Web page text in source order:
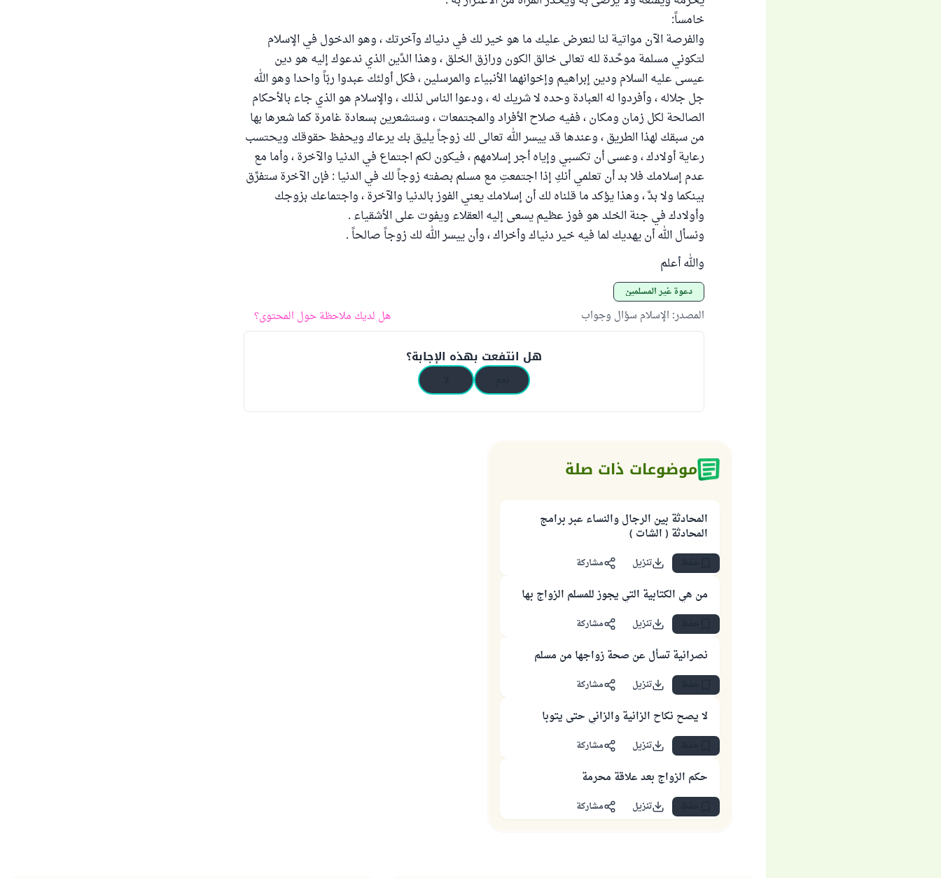
خامساً:
والفرصة الآن مواتية لنا لنعرض عليك ما هو خير لك في دنياك وآخرتك ، وهو الدخول في الإسلام
لتكوني مسلمة موحِّدة لله تعالى خالق الكون ورازق الخلق ، وهذا الدِّين الذي ندعوك إليه هو دين
عيسى عليه السلام ودين إبراهيم وإخوانهما الأنبياء والمرسلين ، فكل أولئك عبدوا ربّاً واحدا وهو الله
جل جلاله ، وأفردوا له العبادة وحده لا شريك له ، ودعوا الناس لذلك ، والإسلام هو الذي جاء بالأحكام
الصالحة لكل زمان ومكان ، ففيه صلاح الأفراد والمجتمعات ، وستشعرين بسعادة غامرة كما شعرها بها
من سبقك لهذا الطريق ، وعندها قد ييسر الله تعالى لك زوجاً يليق بك يرعاك ويحفظ حقوقك ويحتسب
رعاية أولادك ، وعسى أن تكسبي وإياه أجر إسلامهم ، فيكون لكم اجتماع في الدنيا والآخرة ، وأما مع
عدم إسلامك فلا بد أن تعلمي أنكِ إذا اجتمعتِ مع مسلم بصفته زوجاً لك في الدنيا : فإن الآخرة ستفرِّق
بينكما ولا بدَّ ، وهذا يؤكد ما قلناه لك أن إسلامك يعني الفوز بالدنيا والآخرة ، واجتماعك بزوجك
وأولادك في جنة الخلد هو فوز عظيم يسعى إليه العقلاء ويفوت على الأشقياء .
ونسأل الله أن يهديك لما فيه خير دنياك وأخراك ، وأن ييسر الله لك زوجاً صالحاً .
والله أعلم
دعوة غير المسلمين
المصدر: الإسلام سؤال وجواب هل لديك ملاحظة حول المحتوى؟
هل انتفعت بهذه الإجابة؟
موضوعات ذات صلة
المحادثة بين الرجال والنساء عبر برامج
المحادثة ( الشات )
تنزيل مشاركة
من هي الكتابية التي يجوز للمسلم الزواج بها
تنزيل مشاركة
نصرانية تسأل عن صحة زواجها من مسلم
تنزيل مشاركة
لا يصح نكاح الزانية والزاني حتى يتوبا
تنزيل مشاركة
حكم الزواج بعد علاقة محرمة
تنزيل مشاركة